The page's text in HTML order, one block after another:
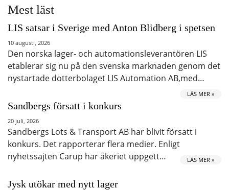
Mest läst
LIS satsar i Sverige med Anton Blidberg i spetsen
10 augusti, 2026
Den norska lager- och automationsleverantören LIS
etablerar sig nu på den svenska marknaden genom det
nystartade dotterbolaget LIS Automation AB,med…
LÄS MER »
Sandbergs försatt i konkurs
20 juli, 2026
Sandbergs Lots & Transport AB har blivit försatt i
konkurs. Det rapporterar flera medier. Enligt
nyhetssajten Carup har åkeriet uppgett…
LÄS MER »
Jysk utökar med nytt lager